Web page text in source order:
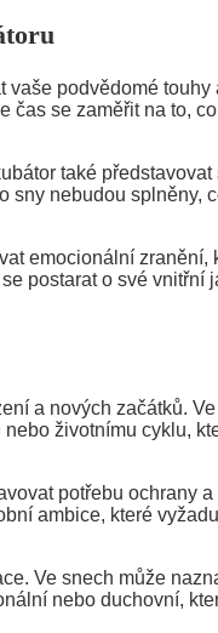
vaše podvědomé touhy
čas se zaměřit na to,
také představovat
sny nebudou splněny,
emocionální zranění,
postarat o své vnitřní
a nových začátků.
životnímu cyklu,
potřebu ochrany a
ambice, které
Ve snech může
nebo duchovní,